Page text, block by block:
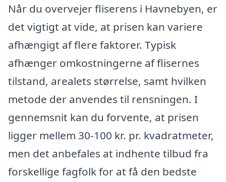
Når du overvejer fliserens i Havnebyen, er
det vigtigt at vide, at prisen kan variere
afhængigt af flere faktorer. Typisk
afhænger omkostningerne af flisernes
tilstand, arealets størrelse, samt hvilken
metode der anvendes til rensningen. I
gennemsnit kan du forvente, at prisen
ligger mellem 30-100 kr. pr. kvadratmeter,
men det anbefales at indhente tilbud fra
forskellige fagfolk for at få den bedste